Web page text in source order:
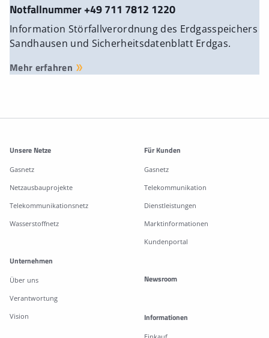
Notfallnummer +49 711 7812 1220
Information Störfallverordnung des Erdgasspeichers
Sandhausen und Sicherheitsdatenblatt Erdgas.
Mehr erfahren
Weitere Informationen
Unsere Netze
Gasnetz
Netzausbauprojekte
Telekommunikationsnetz
Wasserstoffnetz
Für Kunden
Gasnetz
Telekommunikation
Dienstleistungen
Marktinformationen
Kundenportal
Unternehmen
Über uns
Verantwortung
Vision
Newsroom
Informationen